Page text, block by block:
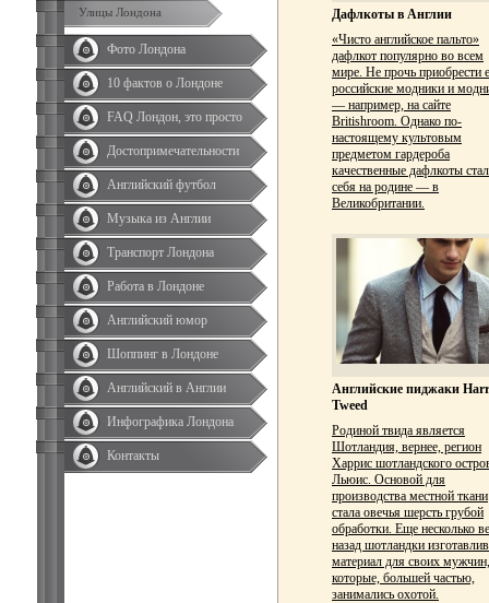
Улицы Лондона
Фото Лондона
10 фактов о Лондоне
FAQ Лондон, это просто
Достопримечательности
Английский футбол
Музыка из Англии
Транспорт Лондона
Работа в Лондоне
Английский юмор
Шоппинг в Лондоне
Английский в Англии
Инфографика Лондона
Контакты
Дафлкоты в Англии
«Чисто английское пальто»
дафлкот популярно во всем
мире. Не прочь приобрести
российские модники и
— например, на сайте
Britishroom. Однако по-
настоящему культовым
предметом гардероба
качественные дафлкоты
себя на родине — в
Великобритании.
Английские пиджаки
Tweed
Родиной твида является
Шотландия, вернее, регион
Харрис шотландского
Льюис. Основой для
производства местной ткани
стала овечья шерсть грубой
обработки. Еще несколько
назад шотландки
материал для своих мужчин,
которые, большей частью,
занимались охотой.